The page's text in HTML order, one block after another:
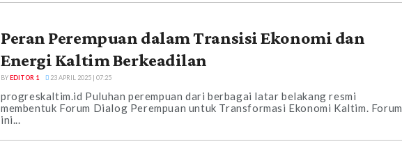
Peran Perempuan dalam Transisi Ekonomi dan
Energi Kaltim Berkeadilan
BYEDITOR 1 23 APRIL 2025 | 07:25
progreskaltim.id Puluhan perempuan dari berbagai latar belakang resmi
membentuk Forum Dialog Perempuan untuk Transformasi Ekonomi Kaltim. Forum
ini...